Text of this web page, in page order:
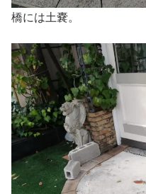
橋には土嚢。